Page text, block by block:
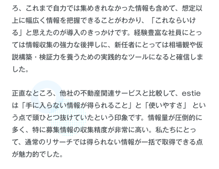
ろ、これまで自力では集めきれなかった情報も含めて、想定以
上に幅広く情報を把握できることがわかり、「これならいけ
る」と思えたのが導入のきっかけです。経験豊富な社員にとっ
ては情報収集の強力な後押しに、新任者にとっては相場観や仮
説構築・検証力を養うための実践的なツールになると確信しま
した。
正直なところ、他社の不動産関連サービスと比較して、estie
は「手に入らない情報が得られること」と「使いやすさ」 とい
う点で頭ひとつ抜けていたという印象です。情報量が圧倒的に
多く、特に募集情報の収集精度が非常に高い。私たちにとっ
て、通常のリサーチでは得られない情報が一括で取得できる点
が魅力的でした。